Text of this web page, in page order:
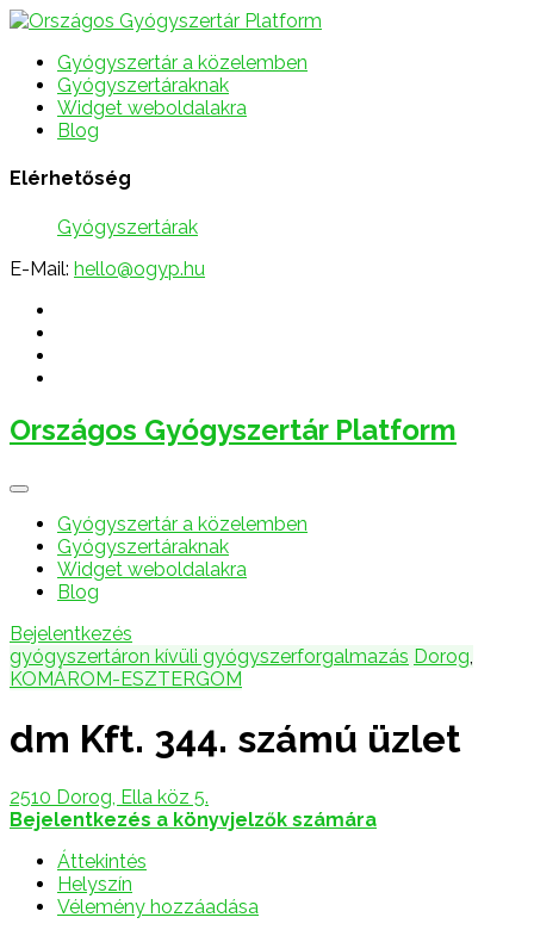
Gyógyszertár a közelemben
Gyógyszertáraknak
Widget weboldalakra
Blog
Elérhetőség
Gyógyszertárak
E-Mail: hello@ogyp.hu
Országos Gyógyszertár Platform
Gyógyszertár a közelemben
Gyógyszertáraknak
Widget weboldalakra
Blog
Bejelentkezés
gyógyszertáron kívüli gyógyszerforgalmazás Dorog,
KOMÁROM-ESZTERGOM
dm Kft. 344. számú üzlet
2510 Dorog, Ella köz 5.
Bejelentkezés a könyvjelzők számára
Áttekintés
Helyszín
Vélemény hozzáadása